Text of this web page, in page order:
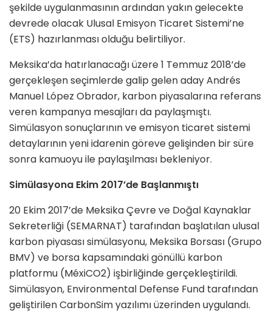
şekilde uygulanmasının ardından yakın gelecekte
devrede olacak Ulusal Emisyon Ticaret Sistemi’ne
(ETS) hazırlanması olduğu belirtiliyor.
Meksika’da hatırlanacağı üzere 1 Temmuz 2018’de
gerçekleşen seçimlerde galip gelen aday Andrés
Manuel López Obrador, karbon piyasalarına referans
veren kampanya mesajları da paylaşmıştı.
Simülasyon sonuçlarının ve emisyon ticaret sistemi
detaylarının yeni idarenin göreve gelişinden bir süre
sonra kamuoyu ile paylaşılması bekleniyor.
Simülasyona Ekim 2017’de Başlanmıştı
20 Ekim 2017’de Meksika Çevre ve Doğal Kaynaklar
Sekreterliği (SEMARNAT) tarafından başlatılan ulusal
karbon piyasası simülasyonu, Meksika Borsası (Grupo
BMV) ve borsa kapsamındaki gönüllü karbon
platformu (MéxiCO2) işbirliğinde gerçekleştirildi.
Simülasyon, Environmental Defense Fund tarafından
geliştirilen CarbonSim yazılımı üzerinden uygulandı.